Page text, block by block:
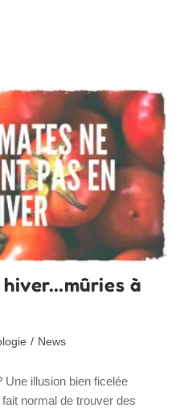
à
/ News
Une illusion bien ficelée
normal de trouver des